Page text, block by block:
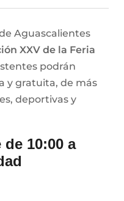
Aguascalientes
XXV de la Feria
podrán
y gratuita, de más
deportivas y
10:00 a